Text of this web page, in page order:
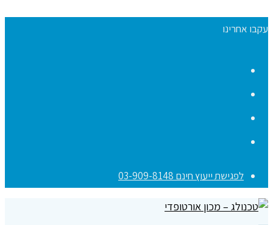
עקבו אחרינו
לפגישת ייעוץ חינם 03-909-8148